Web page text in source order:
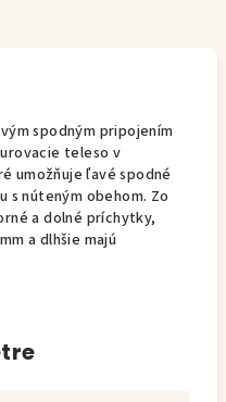
spodným pripojením
teleso v
umožňuje ľavé spodné
s núteným obehom. Zo
a dolné príchytky,
a dlhšie majú